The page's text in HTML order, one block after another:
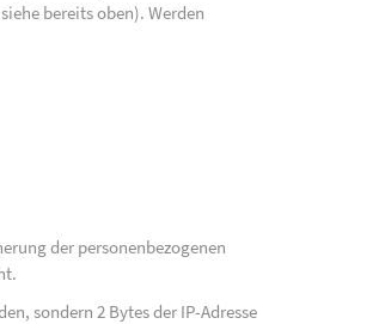
bereits oben). Werden
der personenbezogenen
sondern 2 Bytes der IP-Adresse